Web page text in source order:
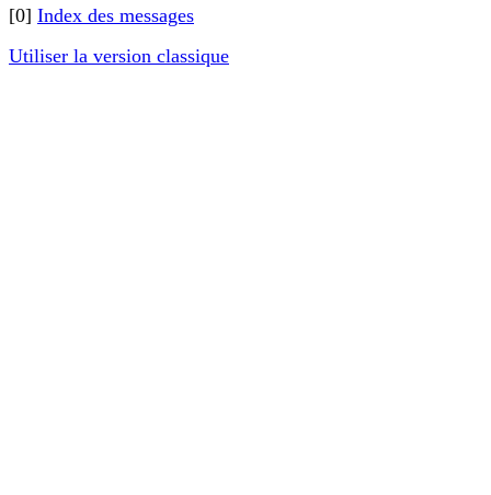
[0] Index des messages
Utiliser la version classique